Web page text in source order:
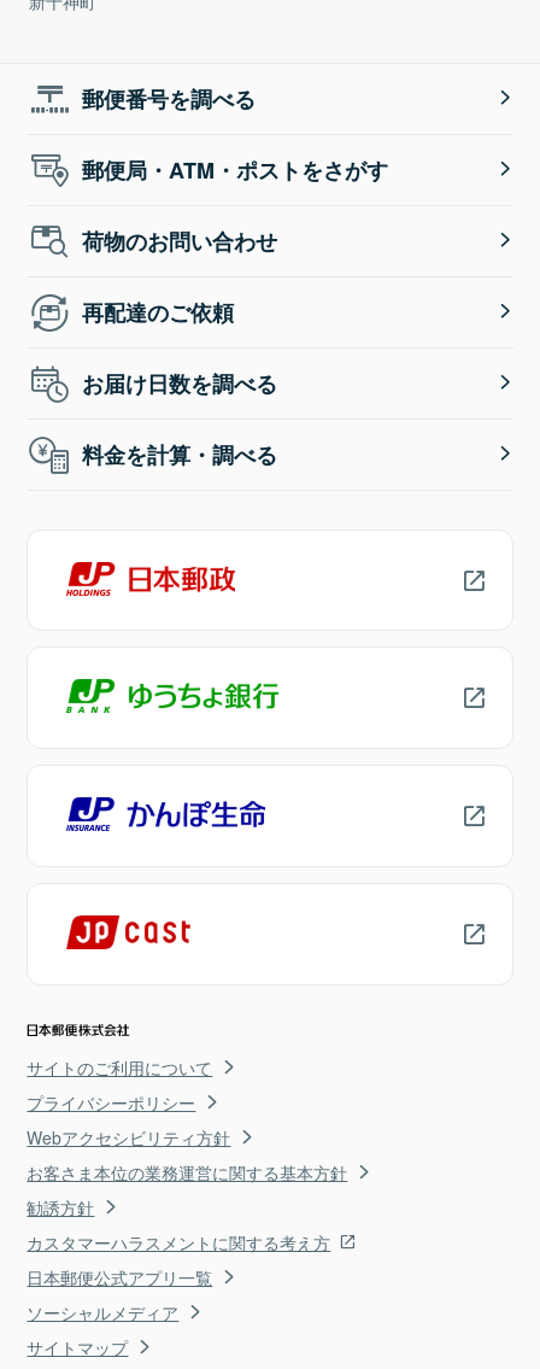
郵便番号を調べる
郵便局・ATM・ポストをさがす
荷物のお問い合わせ
再配達のご依頼
お届け日数を調べる
料金を計算・調べる
サイトのご利用について
プライバシーポリシー
Webアクセシビリティ方針
お客さま本位の業務運営に関する基本方針
勧誘方針
カスタマーハラスメントに関する考え方
日本郵便公式アプリ一覧
ソーシャルメディア
サイトマップ